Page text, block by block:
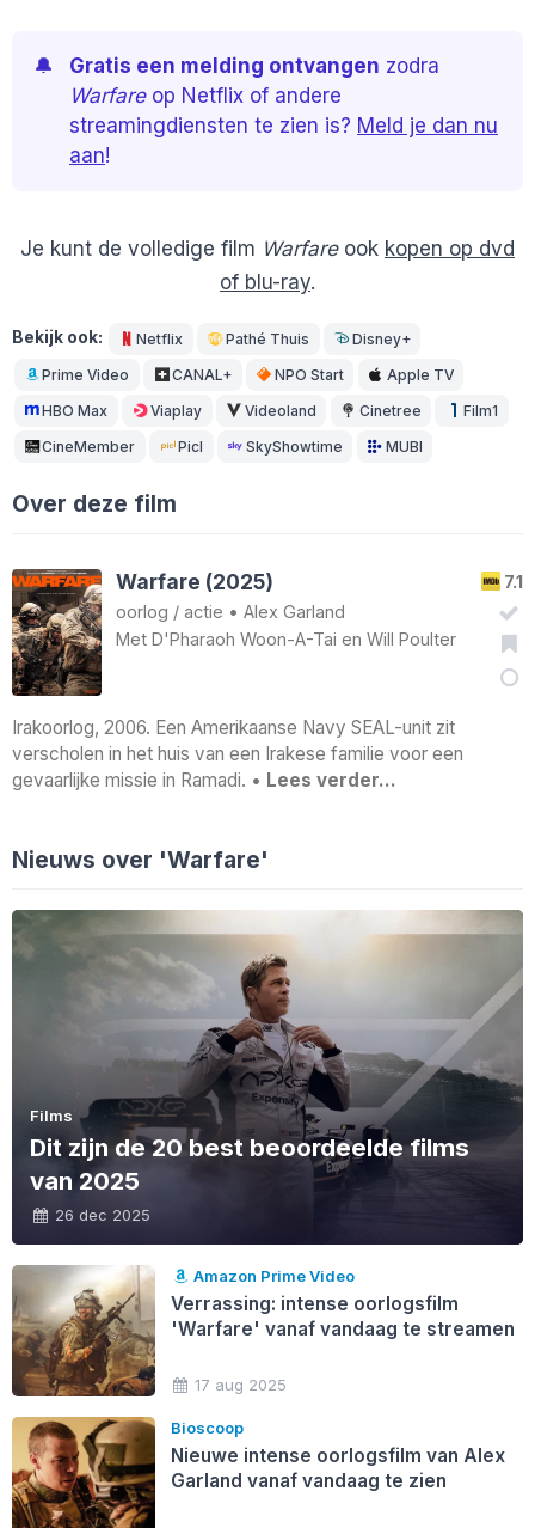
🔔 Gratis een melding ontvangen zodra
Warfareop Netflix of andere
streamingdiensten te zien is? Meld je dan nu
aan!
Je kunt de volledige film Warfareook kopen op dvd
of blu-ray.
Bekijk ook: Netflix Pathé Thuis Disney+
Prime Video CANAL+ NPO Start Apple TV
HBO Max Viaplay Videoland Cinetree Film1
CineMember Picl SkyShowtime MUBI
Over deze film
7.1
Warfare (2025)
oorlog / actie • Alex Garland
Met D'Pharaoh Woon-A-Tai en Will Poulter
Irakoorlog, 2006. Een Amerikaanse Navy SEAL-unit zit
verscholen in het huis van een Irakese familie voor een
gevaarlijke missie in Ramadi. • Lees verder…
Nieuws over 'Warfare'
Films
Dit zijn de 20 best beoordeelde films
van 2025
26 dec 2025
Amazon Prime Video
Verrassing: intense oorlogsfilm
'Warfare' vanaf vandaag te streamen
17 aug 2025
Bioscoop
Nieuwe intense oorlogsfilm van Alex
Garland vanaf vandaag te zien